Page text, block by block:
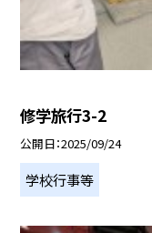
修学旅行3-2
公開日 2025/09/24
学校行事等